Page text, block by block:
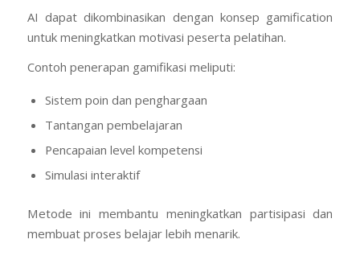
AI dapat dikombinasikan dengan konsep gamification
untuk meningkatkan motivasi peserta pelatihan.
Contoh penerapan gamifikasi meliputi:
Sistem poin dan penghargaan
Tantangan pembelajaran
Pencapaian level kompetensi
Simulasi interaktif
Metode ini membantu meningkatkan partisipasi dan
membuat proses belajar lebih menarik.